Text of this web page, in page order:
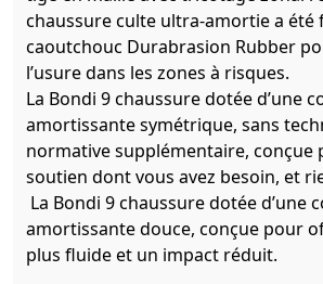
chaussure culte ultra-amortie a été
caoutchouc Durabrasion Rubber
l’usure dans les zones à risques.
La Bondi 9 chaussure dotée d’une
amortissante symétrique, sans
normative supplémentaire, conçue
soutien dont vous avez besoin, et
La Bondi 9 chaussure dotée d’une
amortissante douce, conçue pour
plus fluide et un impact réduit.